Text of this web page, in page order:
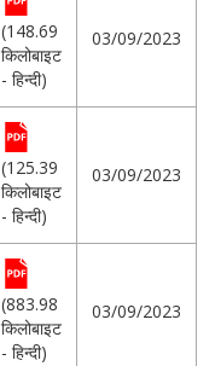
(148.69
किलोबाइट
- हिन्दी)
03/09/2023
(125.39
किलोबाइट
- हिन्दी)
03/09/2023
(883.98
किलोबाइट
- हिन्दी)
03/09/2023